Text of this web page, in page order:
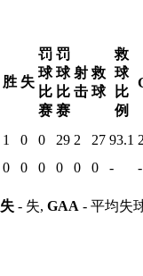
胜 失
罚
球
比
赛
罚
球
比
赛
射
击
救
球
救
球
比
例
1 0 0 29 2 27 93.1
0 0 0 0 0 0 - -
失 - 失, GAA - 平均失